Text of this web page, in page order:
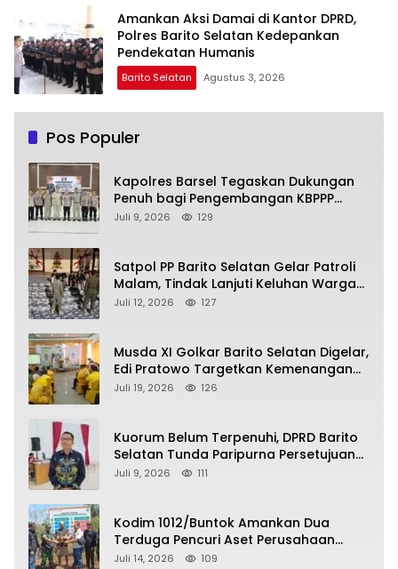
Amankan Aksi Damai di Kantor DPRD,
Polres Barito Selatan Kedepankan
Pendekatan Humanis
Barito Selatan Agustus 3, 2026
Pos Populer
Kapolres Barsel Tegaskan Dukungan
Penuh bagi Pengembangan KBPPP
Kalimantan Tengah
Juli 9, 2026 129
Satpol PP Barito Selatan Gelar Patroli
Malam, Tindak Lanjuti Keluhan Warga
soal Balap Liar dan Remaja Nongkrong
Juli 12, 2026 127
Musda XI Golkar Barito Selatan Digelar,
Edi Pratowo Targetkan Kemenangan
Partai pada Pemilu Mendatang
Juli 19, 2026 126
Kuorum Belum Terpenuhi, DPRD Barito
Selatan Tunda Paripurna Persetujuan
Raperda Pertanggungjawaban APBD
Juli 9, 2026 111
Kodim 1012/Buntok Amankan Dua
Terduga Pencuri Aset Perusahaan
Sitaan Satgas PKH, Satu Paket Diduga
Juli 14, 2026 109